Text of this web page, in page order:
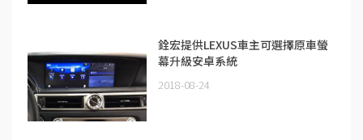
銓宏提供LEXUS車主可選擇原車螢
幕升級安卓系統
2018-08-24